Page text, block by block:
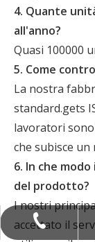
4. Quante
all'anno?
Quasi 100000
5. Come
La nostra
standard.gets
lavoratori
che subisce
6. In che
del prodotto?
I nostri
accettato il